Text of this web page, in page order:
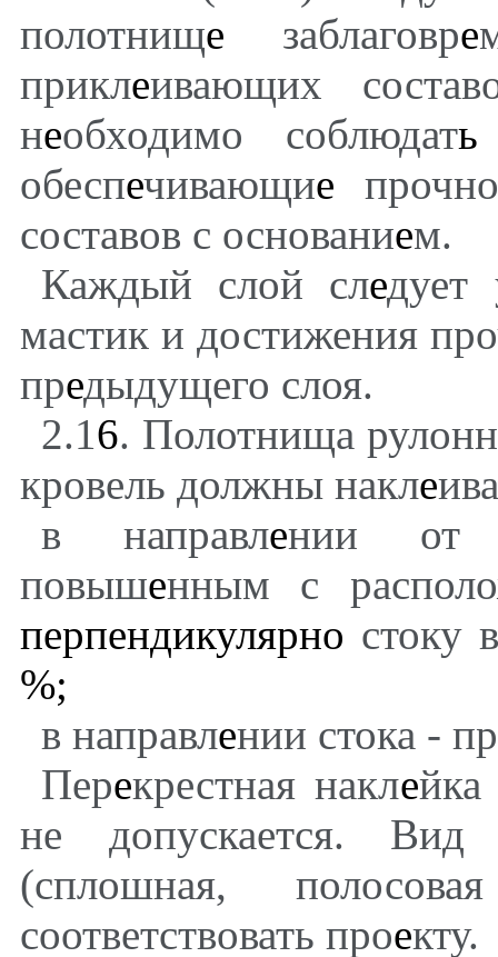
полотнище заблаговре
приклеивающих
необходимо соблюдать
обеспечивающие прочно
составов с основанием.
Каждый слой следует
мастик и достижения
предыдущего слоя.
2.16. Полотнища рулонн
кровель должны накле
в направлении от
повышенным с
перпендикулярно стоку
%;
в направлении стока -
Перекрестная накле
не допускается. Вид
(сплошная,
соответствовать проекту.